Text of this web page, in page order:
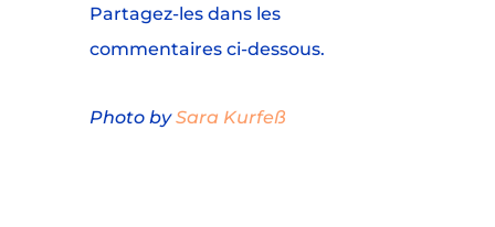
Partagez-les dans les
commentaires ci-dessous.
Photo bySara Kurfeß